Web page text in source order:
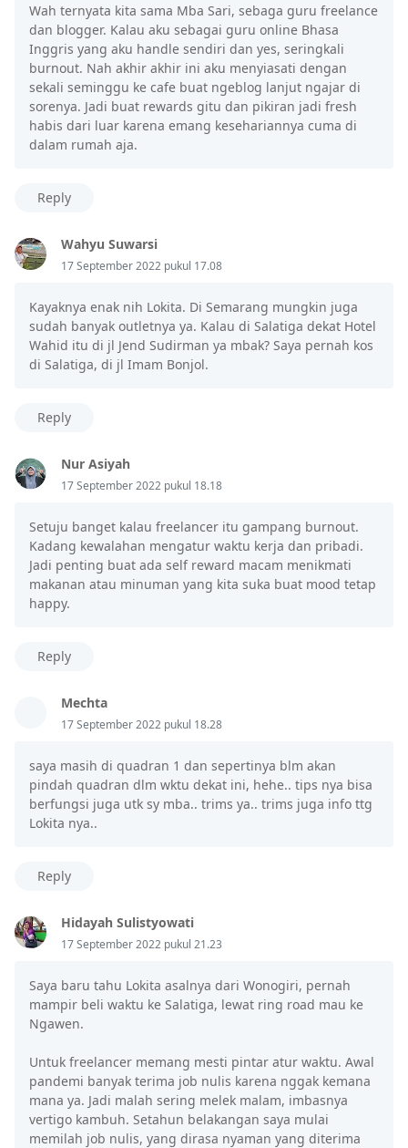
Wah ternyata kita sama Mba Sari, sebaga guru freelance
dan blogger. Kalau aku sebagai guru online Bhasa
Inggris yang aku handle sendiri dan yes, seringkali
burnout. Nah akhir akhir ini aku menyiasati dengan
sekali seminggu ke cafe buat ngeblog lanjut ngajar di
sorenya. Jadi buat rewards gitu dan pikiran jadi fresh
habis dari luar karena emang kesehariannya cuma di
dalam rumah aja.
Reply
Wahyu Suwarsi
17 September 2022 pukul 17.08
Kayaknya enak nih Lokita. Di Semarang mungkin juga
sudah banyak outletnya ya. Kalau di Salatiga dekat Hotel
Wahid itu di jl Jend Sudirman ya mbak? Saya pernah kos
di Salatiga, di jl Imam Bonjol.
Reply
Nur Asiyah
17 September 2022 pukul 18.18
Setuju banget kalau freelancer itu gampang burnout.
Kadang kewalahan mengatur waktu kerja dan pribadi.
Jadi penting buat ada self reward macam menikmati
makanan atau minuman yang kita suka buat mood tetap
happy.
Reply
Mechta
17 September 2022 pukul 18.28
saya masih di quadran 1 dan sepertinya blm akan
pindah quadran dlm wktu dekat ini, hehe.. tips nya bisa
berfungsi juga utk sy mba.. trims ya.. trims juga info ttg
Lokita nya..
Reply
Hidayah Sulistyowati
17 September 2022 pukul 21.23
Saya baru tahu Lokita asalnya dari Wonogiri, pernah
mampir beli waktu ke Salatiga, lewat ring road mau ke
Ngawen.
Untuk freelancer memang mesti pintar atur waktu. Awal
pandemi banyak terima job nulis karena nggak kemana
mana ya. Jadi malah sering melek malam, imbasnya
vertigo kambuh. Setahun belakangan saya mulai
memilah job nulis, yang dirasa nyaman yang diterima